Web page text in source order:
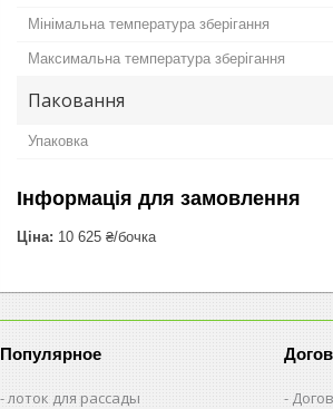
Мінімальна температура зберігання
Максимальна температура зберігання
Паковання
Упаковка
Інформація для замовлення
Ціна: 10 625 ₴/бочка
Популярное
лоток для рассады